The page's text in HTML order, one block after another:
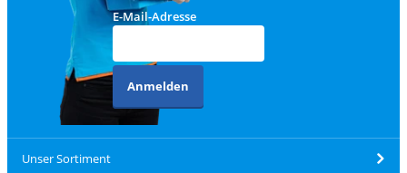
E-Mail-Adresse
Anmelden
Unser Sortiment